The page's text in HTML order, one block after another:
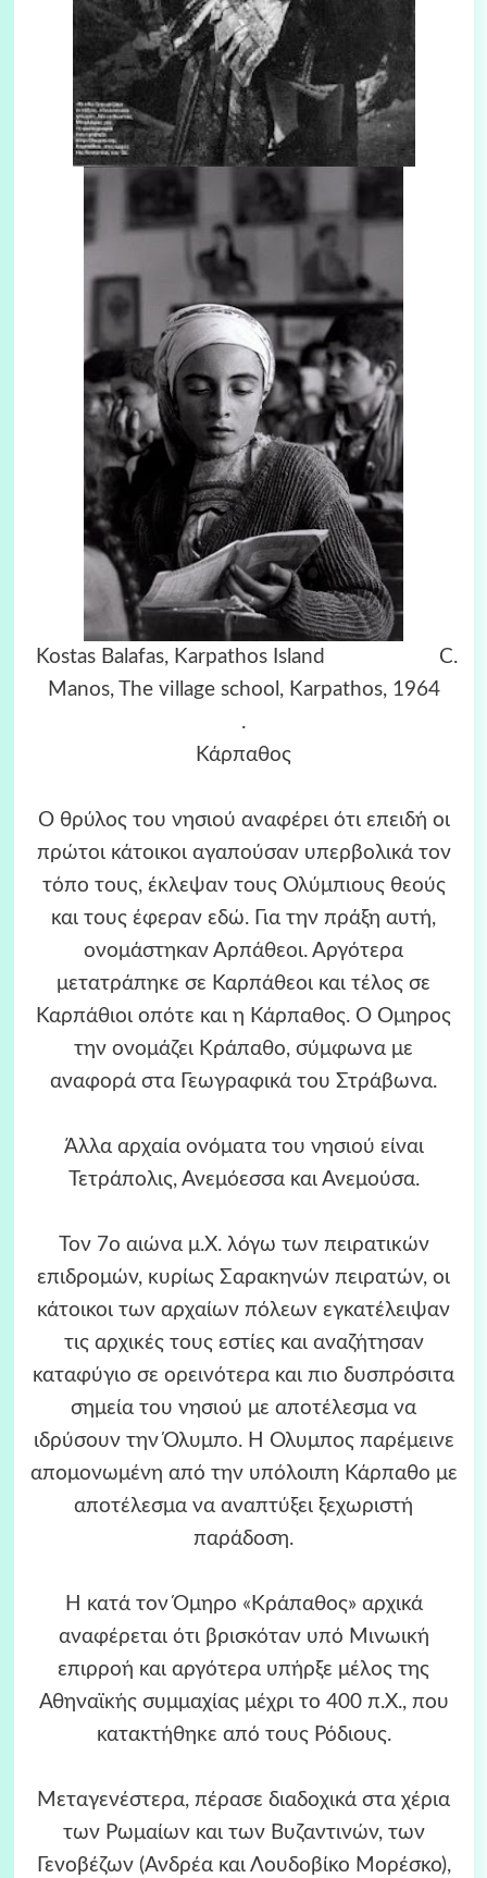
Kostas Balafas, Karpathos Island C.
Manos, The village school, Karpathos, 1964
.
Κάρπαθος
Ο θρύλος του νησιού αναφέρει ότι επειδή οι
πρώτοι κάτοικοι αγαπούσαν υπερβολικά τον
τόπο τους, έκλεψαν τους Ολύμπιους θεούς
και τους έφεραν εδώ. Για την πράξη αυτή,
ονομάστηκαν Αρπάθεοι. Αργότερα
μετατράπηκε σε Καρπάθεοι και τέλος σε
Καρπάθιοι οπότε και η Κάρπαθος. Ο Όμηρος
την ονομάζει Κράπαθο, σύμφωνα με
αναφορά στα Γεωγραφικά του Στράβωνα.
Άλλα αρχαία ονόματα του νησιού είναι
Τετράπολις, Ανεμόεσσα και Ανεμούσα.
Τον 7ο αιώνα μ.Χ. λόγω των πειρατικών
επιδρομών, κυρίως Σαρακηνών πειρατών, οι
κάτοικοι των αρχαίων πόλεων εγκατέλειψαν
τις αρχικές τους εστίες και αναζήτησαν
καταφύγιο σε ορεινότερα και πιο δυσπρόσιτα
σημεία του νησιού με αποτέλεσμα να
ιδρύσουν την Όλυμπο. Η Όλυμπος παρέμεινε
απομονωμένη από την υπόλοιπη Κάρπαθο με
αποτέλεσμα να αναπτύξει ξεχωριστή
παράδοση.
Η κατά τον Όμηρο «Κράπαθος» αρχικά
αναφέρεται ότι βρισκόταν υπό Μινωική
επιρροή και αργότερα υπήρξε μέλος της
Αθηναϊκής συμμαχίας μέχρι το 400 π.Χ., που
κατακτήθηκε από τους Ρόδιους.
Μεταγενέστερα, πέρασε διαδοχικά στα χέρια
των Ρωμαίων και των Βυζαντινών, των
Γενοβέζων (Ανδρέα και Λουδοβίκο Μορέσκο),